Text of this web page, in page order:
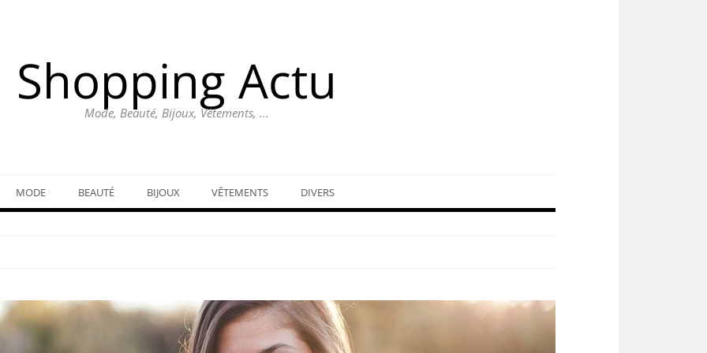
Shopping Actu
Mode, Beauté, Bijoux, Vêtements, ...
MODE BEAUTÉ BIJOUX VÊTEMENTS DIVERS